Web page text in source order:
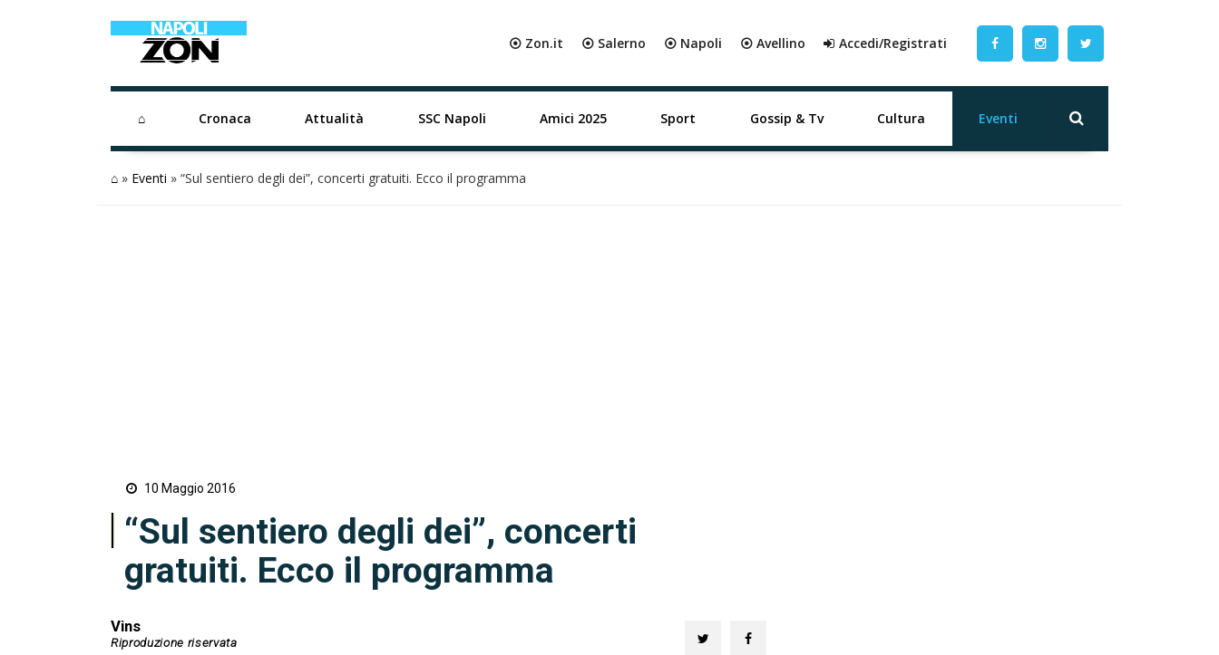
⦿ Zon.it ⦿ Salerno ⦿ Napoli ⦿ Avellino Accedi/Registrati
⌂ Cronaca Attualità SSC Napoli Amici 2025 Sport Gossip & Tv Cultura Eventi
⌂ » Eventi » “Sul sentiero degli dei”, concerti gratuiti. Ecco il programma
10 Maggio 2016
“Sul sentiero degli dei”, concerti
gratuiti. Ecco il programma
Vins